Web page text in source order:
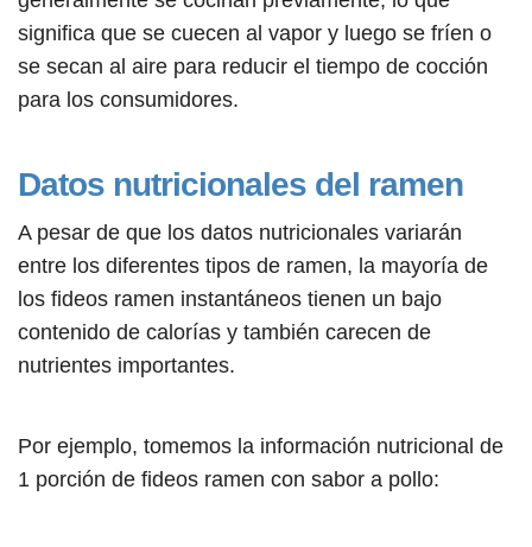
significa que se cuecen al vapor y luego se fríen o
se secan al aire para reducir el tiempo de cocción
para los consumidores.
Datos nutricionales del ramen
A pesar de que los datos nutricionales variarán
entre los diferentes tipos de ramen, la mayoría de
los fideos ramen instantáneos tienen un bajo
contenido de calorías y también carecen de
nutrientes importantes.
Por ejemplo, tomemos la información nutricional de
1 porción de fideos ramen con sabor a pollo: